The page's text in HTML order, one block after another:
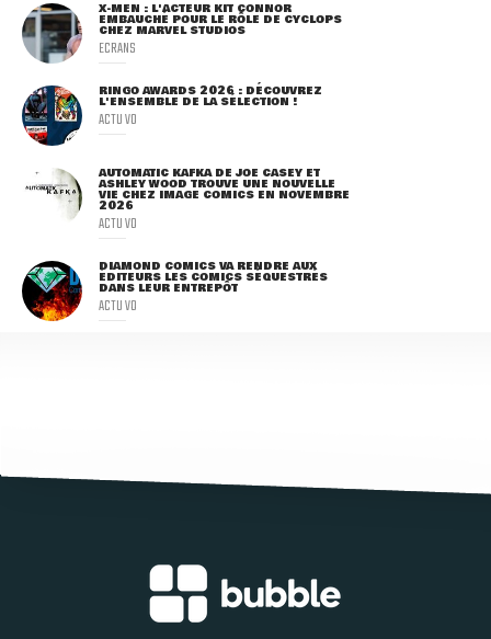
X-MEN : L'ACTEUR KIT CONNOR
EMBAUCHÉ POUR LE RÔLE DE CYCLOPS
CHEZ MARVEL STUDIOS
ECRANS
RINGO AWARDS 2026 : DÉCOUVREZ
L'ENSEMBLE DE LA SÉLECTION !
ACTU VO
AUTOMATIC KAFKA DE JOE CASEY ET
ASHLEY WOOD TROUVE UNE NOUVELLE
VIE CHEZ IMAGE COMICS EN NOVEMBRE
2026
ACTU VO
DIAMOND COMICS VA RENDRE AUX
ÉDITEURS LES COMICS SÉQUESTRÉS
DANS LEUR ENTREPÔT
ACTU VO